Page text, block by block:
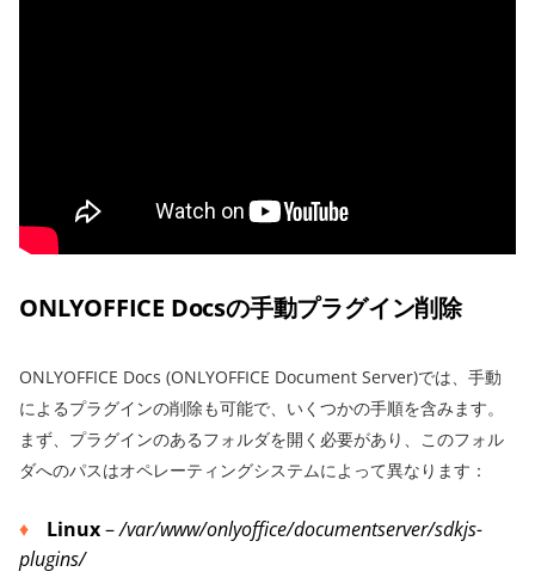
ONLYOFFICE Docsの手動プラグイン削除
ONLYOFFICE Docs (ONLYOFFICE Document Server)では、手動
によるプラグインの削除も可能で、いくつかの手順を含みます。
まず、プラグインのあるフォルダを開く必要があり、このフォル
ダへのパスはオペレーティングシステムによって異なります：
Linux–/var/www/onlyoffice/documentserver/sdkjs-
plugins/